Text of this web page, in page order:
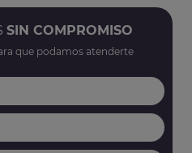
SIN COMPROMISO
que podamos atenderte